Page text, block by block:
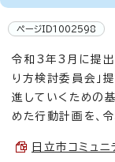
ページID1002598
令和3年3月に提出
り方検討委員会」
進していくための
めた行動計画を、
日立市コミュ